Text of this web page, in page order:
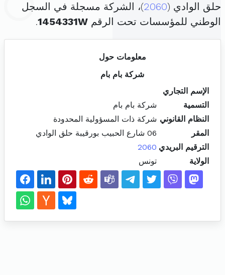
حلق الوادي (2060)، الشركة مسجلة في السجل
الوطني للمؤسسات تحت الرقم 1454331W
.
معلومات حول
شركة بام بام
الإسم التجاري
التسمية
شركة بام بام
النظام القانوني شركة ذات المسؤولية المحدودة
المقر
06 شارع الحبيب بورقيبة حلق الوادي
الترقيم البريدي 2060
الولاية
تونس